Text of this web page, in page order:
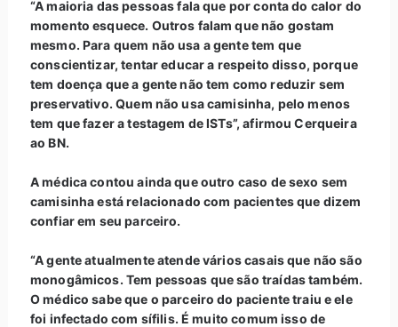
“A maioria das pessoas fala que por conta do calor do
momento esquece. Outros falam que não gostam
mesmo. Para quem não usa a gente tem que
conscientizar, tentar educar a respeito disso, porque
tem doença que a gente não tem como reduzir sem
preservativo. Quem não usa camisinha, pelo menos
tem que fazer a testagem de ISTs”, afirmou Cerqueira
ao BN.
A médica contou ainda que outro caso de sexo sem
camisinha está relacionado com pacientes que dizem
confiar em seu parceiro.
“A gente atualmente atende vários casais que não são
monogâmicos. Tem pessoas que são traídas também.
O médico sabe que o parceiro do paciente traiu e ele
foi infectado com sífilis. É muito comum isso de